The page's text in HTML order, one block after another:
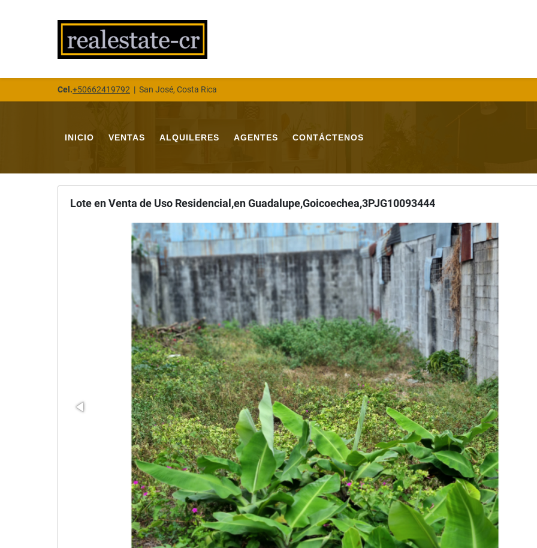
Cel.+50662419792 | San José, Costa Rica
INICIO VENTAS ALQUILERES AGENTES CONTÁCTENOS
Lote en Venta de Uso Residencial,en Guadalupe,Goicoechea,3PJG10093444